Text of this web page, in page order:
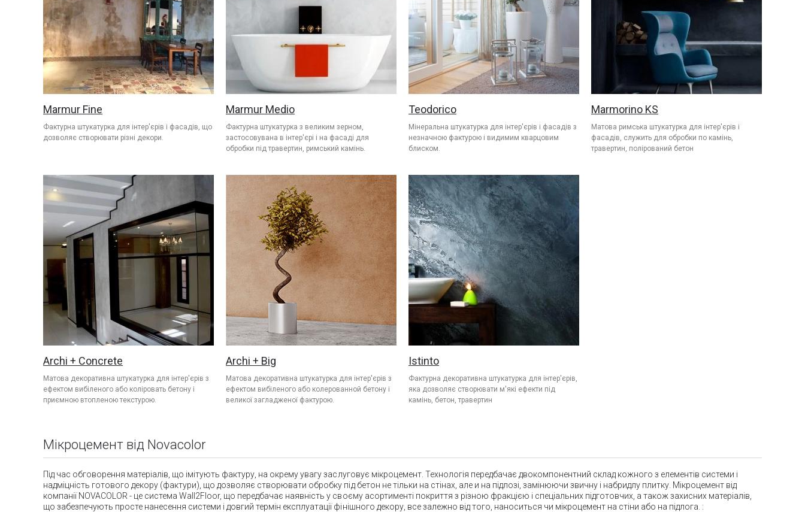
Marmur Fine
Фактурна штукатурка для інтер'єрів і фасадів, що
дозволяє створювати різні декори.
Marmur Medio
Фактурна штукатурка з великим зерном,
застосовувана в інтер'єрі і на фасаді для
обробки під травертин, римський камінь.
Teodorico
Мінеральна штукатурка для інтер'єрів і фасадів з
незначною фактурою і видимим кварцовим
блиском.
Marmorino KS
Матова римська штукатурка для інтер'єрів і
фасадів, служить для обробки по камінь,
травертин, полірований бетон
Archi + Concrete
Матова декоративна штукатурка для інтер'єрів з
ефектом вибіленого або коліровать бетону і
приємною втопленою текстурою.
Archi + Big
Матова декоративна штукатурка для інтер'єрів з
ефектом вибіленого або колерованной бетону і
великої загладженої фактурою.
Istinto
Фактурна декоративна штукатурка для інтер'єрів,
яка дозволяє створювати м'які ефекти під
камінь, бетон, травертин
Мікроцемент від Novacolor
Під час обговорення матеріалів, що імітують фактуру, на окрему увагу заслуговує мікроцемент. Технологія передбачає двокомпонентний склад кожного з елементів системи і
надміцність готового декору (фактури), що дозволяє створювати обробку під бетон не тільки на стінах, але и на підлозі, замінюючи звичну і набридлу плитку. Мікроцемент від
компанії NOVACOLOR - це система Wall2Floor, що передбачає наявність у своєму асортименті покриття з різною фракцією і спеціальних підготовчих, а також захисних матеріалів,
що забезпечують просте нанесення системи і довгий термін експлуатації фінішного декору, все залежно від того, наноситься чи мікроцемент на стіни або на підлога. :